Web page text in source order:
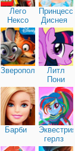
Лего
Нексо
Найтс
Принцессы
Диснея
Зверополис
Литл
Пони
Дружба
Барби
Эквестрия
герлз